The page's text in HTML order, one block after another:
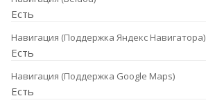
Есть
Навигация (Поддержка Яндекс Навигатора)
Есть
Навигация (Поддержка Google Maps)
Есть